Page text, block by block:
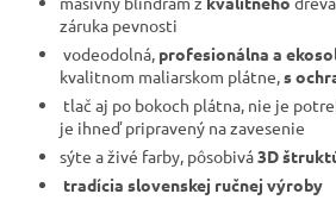
záruka pevnosti
vodeodolná, profesionálna a
kvalitnom maliarskom plátne,s
tlač aj po bokoch plátna, nie je
je ihneď pripravený na zavesenie
sýte a živé farby, pôsobivá3D
tradícia slovenskej ručnej výroby